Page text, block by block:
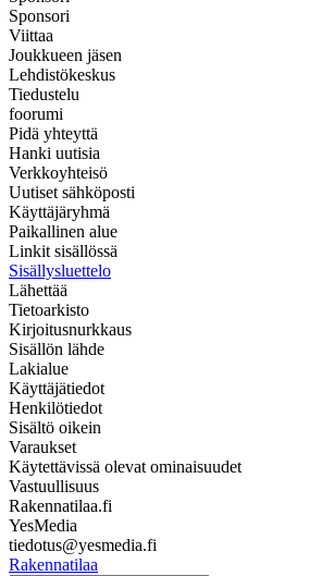
Sponsori
Viittaa
Joukkueen jäsen
Lehdistökeskus
Tiedustelu
foorumi
Pidä yhteyttä
Hanki uutisia
Verkkoyhteisö
Uutiset sähköposti
Käyttäjäryhmä
Paikallinen alue
Linkit sisällössä
Sisällysluettelo
Lähettää
Tietoarkisto
Kirjoitusnurkkaus
Sisällön lähde
Lakialue
Käyttäjätiedot
Henkilötiedot
Sisältö oikein
Varaukset
Käytettävissä olevat ominaisuudet
Vastuullisuus
Rakennatilaa.fi
YesMedia
tiedotus@yesmedia.fi
Rakennatilaa